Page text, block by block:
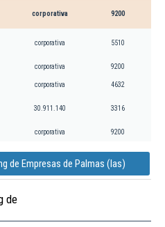
corporativa 9200
corporativa 5510
corporativa 9200
corporativa 4632
30.911.140 3316
corporativa 9200
de Empresas de Palmas (las)
de